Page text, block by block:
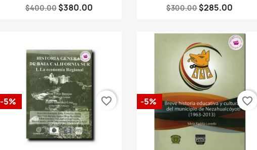
$400.00 $380.00
$300.00$285.00
-5% favorite_border -5% favorite_border